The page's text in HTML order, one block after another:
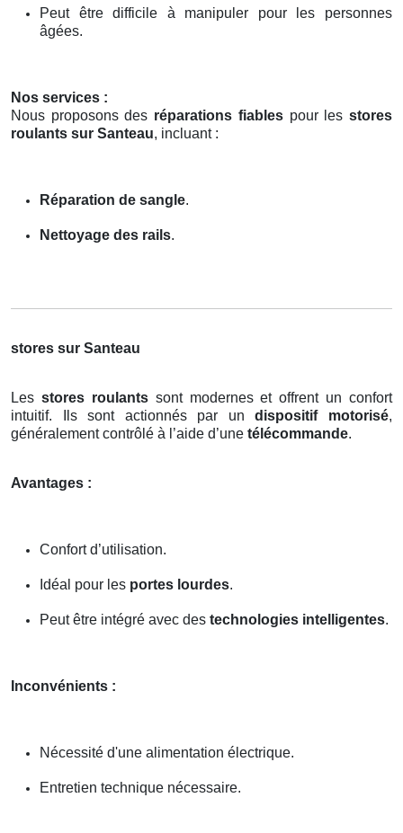
Peut être difficile à manipuler pour les personnes
âgées.
Nos services :
Nous proposons des réparations fiablespour lesstores
roulants sur Santeau, incluant :
Réparation de sangle.
Nettoyage des rails.
stores sur Santeau
Les stores roulantssont modernes et offrent un confort
intuitif. Ils sont actionnés par undispositif motorisé,
généralement contrôlé à l’aide d’une télécommande.
Avantages :
Confort d’utilisation.
Idéal pour les portes lourdes.
Peut être intégré avec des technologies intelligentes.
Inconvénients :
Nécessité d'une alimentation électrique.
Entretien technique nécessaire.